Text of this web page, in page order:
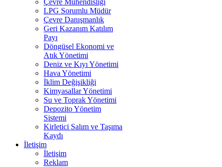
Çevre Mühendisliği
LPG Sorumlu Müdür
Çevre Danışmanlık
Geri Kazanım Katılım
Payı
Döngüsel Ekonomi ve
Atık Yönetimi
Deniz ve Kıyı Yönetimi
Hava Yönetimi
İklim Değişikliği
Kimyasallar Yönetimi
Su ve Toprak Yönetimi
Depozito Yönetim
Sistemi
Kirletici Salım ve Taşıma
Kaydı
İletişim
İletişim
Reklam